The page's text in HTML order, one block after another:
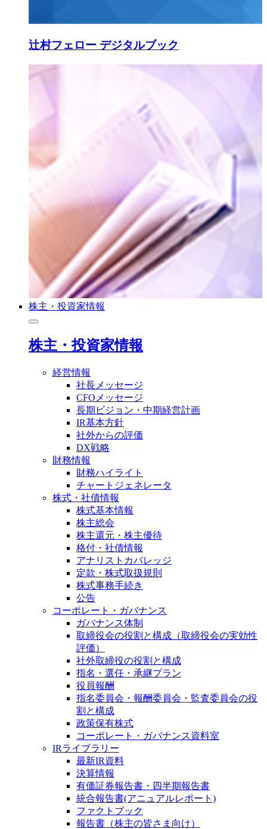
辻村フェロー デジタルブック
株主・投資家情報
株主・投資家情報
経営情報
社長メッセージ
CFOメッセージ
長期ビジョン・中期経営計画
IR基本方針
社外からの評価
DX戦略
財務情報
財務ハイライト
チャートジェネレータ
株式・社債情報
株式基本情報
株主総会
株主還元・株主優待
格付・社債情報
アナリストカバレッジ
定款・株式取扱規則
株式事務手続き
公告
コーポレート・ガバナンス
ガバナンス体制
取締役会の役割と構成（取締役会の実効性
評価）
社外取締役の役割と構成
指名・選任・承継プラン
役員報酬
指名委員会・報酬委員会・監査委員会の役
割と構成
政策保有株式
コーポレート・ガバナンス資料室
IRライブラリー
最新IR資料
決算情報
有価証券報告書・四半期報告書
統合報告書(アニュアルレポート)
ファクトブック
報告書（株主の皆さま向け）